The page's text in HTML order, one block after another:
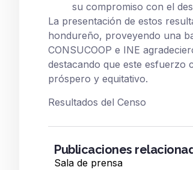
su compromiso con el
La presentación de estos
hondureño, proveyendo una
CONSUCOOP e INE
destacando que este
próspero y equitativo.
Resultados del Censo
Publicaciones
Sala de prensa